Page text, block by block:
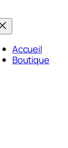
Accueil
Boutique